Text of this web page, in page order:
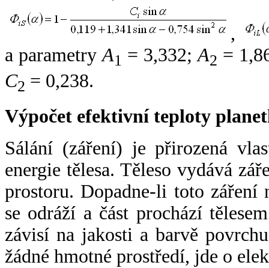
,
a parametryA1 = 3,332;A2 =
C2 = 0,238.
Výpočet efektivní teploty
Sálání (záření) je přirozená
energie tělesa. Těleso vydává
prostoru. Dopadne-li toto záření
se odráží a část prochází
závisí na jakosti a barvě
žádné hmotné prostředí, jde o